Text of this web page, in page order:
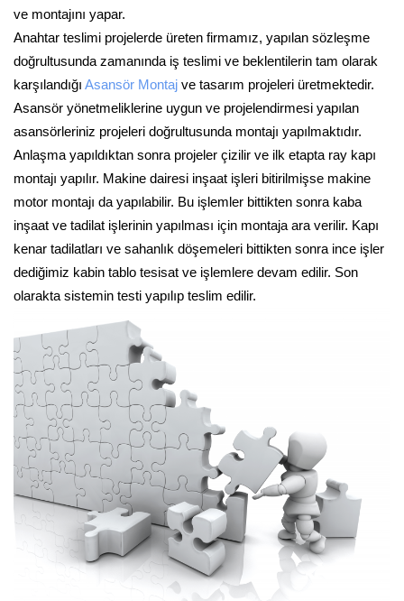
ve montajını yapar.
Anahtar teslimi projelerde üreten firmamız, yapılan sözleşme
doğrultusunda zamanında iş teslimi ve beklentilerin tam olarak
karşılandığı Asansör Montaj ve tasarım projeleri üretmektedir.
Asansör yönetmeliklerine uygun ve projelendirmesi yapılan
asansörleriniz projeleri doğrultusunda montajı yapılmaktıdır.
Anlaşma yapıldıktan sonra projeler çizilir ve ilk etapta ray kapı
montajı yapılır. Makine dairesi inşaat işleri bitirilmişse makine
motor montajı da yapılabilir. Bu işlemler bittikten sonra kaba
inşaat ve tadilat işlerinin yapılması için montaja ara verilir. Kapı
kenar tadilatları ve sahanlık döşemeleri bittikten sonra ince işler
dediğimiz kabin tablo tesisat ve işlemlere devam edilir. Son
olarakta sistemin testi yapılıp teslim edilir.